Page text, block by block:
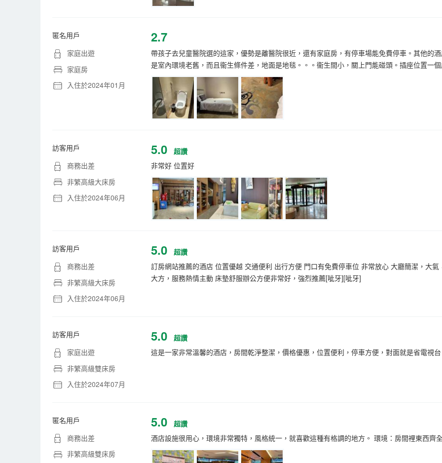
匿名用戶
家庭出遊
家庭房
入住於2024年01月
2.7
帶孩子去兒童醫院選的這家，優勢是離醫院很近，還有家庭房，有停車場能免費停車。其他的
是室內環境老舊，而且衞生條件差，地面是地毯。。。衞生間小，關上門能碰頭。插座位置一
訪客用戶
商務出差
非繁高級大床房
入住於2024年06月
5.0
超讚
非常好 位置好
訪客用戶
商務出差
非繁高級大床房
入住於2024年06月
5.0
超讚
訂房網站推薦的酒店 位置優越 交通便利 出行方便 門口有免費停車位 非常放心 大廳簡潔，大
大方，服務熱情主動 床墊舒服辦公方便非常好，強烈推薦[呲牙][呲牙]
訪客用戶
家庭出遊
非繁高級雙床房
入住於2024年07月
5.0
超讚
這是一家非常溫馨的酒店，房間乾淨整潔，價格優惠，位置便利，停車方便，對面就是省電視
匿名用戶
商務出差
非繁高級雙床房
5.0
超讚
酒店設施很用心，環境非常獨特，風格統一，就喜歡這種有格調的地方。 環境：房間裡東西齊